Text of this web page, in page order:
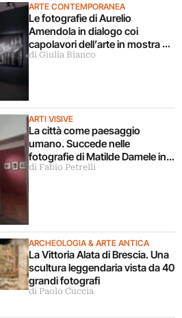
ARTE CONTEMPORANEA
Le fotografie di Aurelio
Amendola in dialogo coi
capolavori dell’arte in mostra a
Milano
di Giulia Bianco
ARTI VISIVE
La città come paesaggio
umano. Succede nelle
fotografie di Matilde Damele in
mostra a Roma
di Fabio Petrelli
ARCHEOLOGIA & ARTE ANTICA
La Vittoria Alata di Brescia. Una
scultura leggendaria vista da 40
grandi fotografi
di Paolo Cuccia